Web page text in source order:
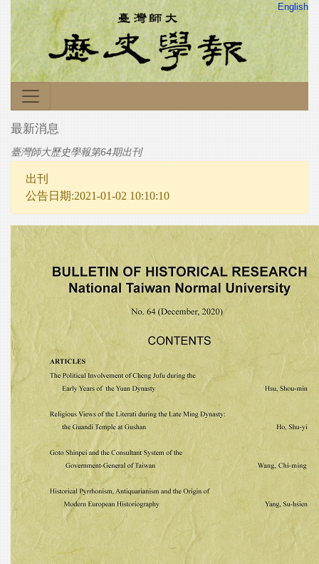
English
最新消息
臺灣師大歷史學報第64期出刊
出刊
公告日期:2021-01-02 10:10:10